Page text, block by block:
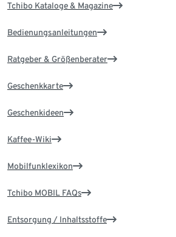
Tchibo Kataloge & Magazine
Bedienungsanleitungen
Ratgeber & Größenberater
Geschenkkarte
Geschenkideen
Kaffee-Wiki
Mobilfunklexikon
Tchibo MOBIL FAQs
Entsorgung / Inhaltsstoffe